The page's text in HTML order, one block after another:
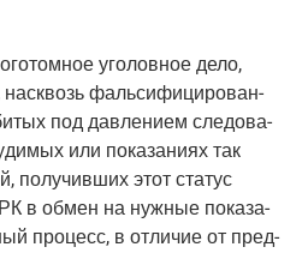
уго­лов­ное дело,
фаль­си­фи­ци­ро­ван­
под дав­ле­ни­ем сле­до­ва­
или пока­за­ни­ях так
полу­чив­ших этот ста­тус
в обмен на нуж­ные пока­за­
про­цесс, в отли­чие от пред­